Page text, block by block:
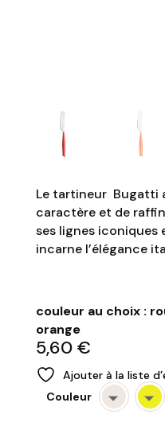
Le tartineur Bugatti
caractère et de
ses lignes iconiques
incarne l’élégance
couleur au choix :
orange
5,60 €
Ajouter à la liste
Couleur